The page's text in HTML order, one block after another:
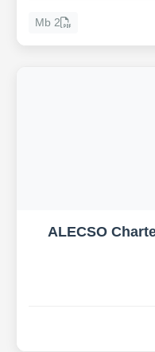
2 Mb
ALECSO